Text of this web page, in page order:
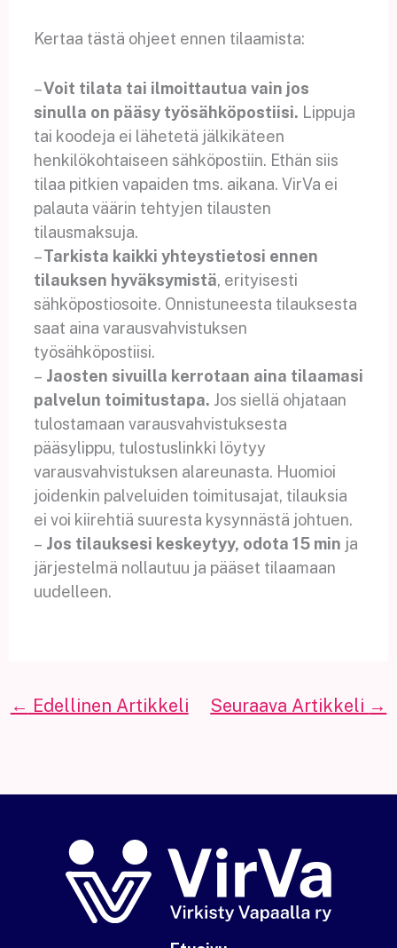
Kertaa tästä ohjeet ennen tilaamista:
–Voit tilata tai ilmoittautua vain jos
sinulla on pääsy työsähköpostiisi. Lippuja
tai koodeja ei lähetetä jälkikäteen
henkilökohtaiseen sähköpostiin. Ethän siis
tilaa pitkien vapaiden tms. aikana. VirVa ei
palauta väärin tehtyjen tilausten
tilausmaksuja.
–Tarkista kaikki yhteystietosi ennen
tilauksen hyväksymistä, erityisesti
sähköpostiosoite. Onnistuneesta tilauksesta
saat aina varausvahvistuksen
työsähköpostiisi.
– Jaosten sivuilla kerrotaan aina tilaamasi
palvelun toimitustapa. Jos siellä ohjataan
tulostamaan varausvahvistuksesta
pääsylippu, tulostuslinkki löytyy
varausvahvistuksen alareunasta. Huomioi
joidenkin palveluiden toimitusajat, tilauksia
ei voi kiirehtiä suuresta kysynnästä johtuen.
– Jos tilauksesi keskeytyy, odota 15 min ja
järjestelmä nollautuu ja pääset tilaamaan
uudelleen.
← Edellinen Artikkeli Seuraava Artikkeli →